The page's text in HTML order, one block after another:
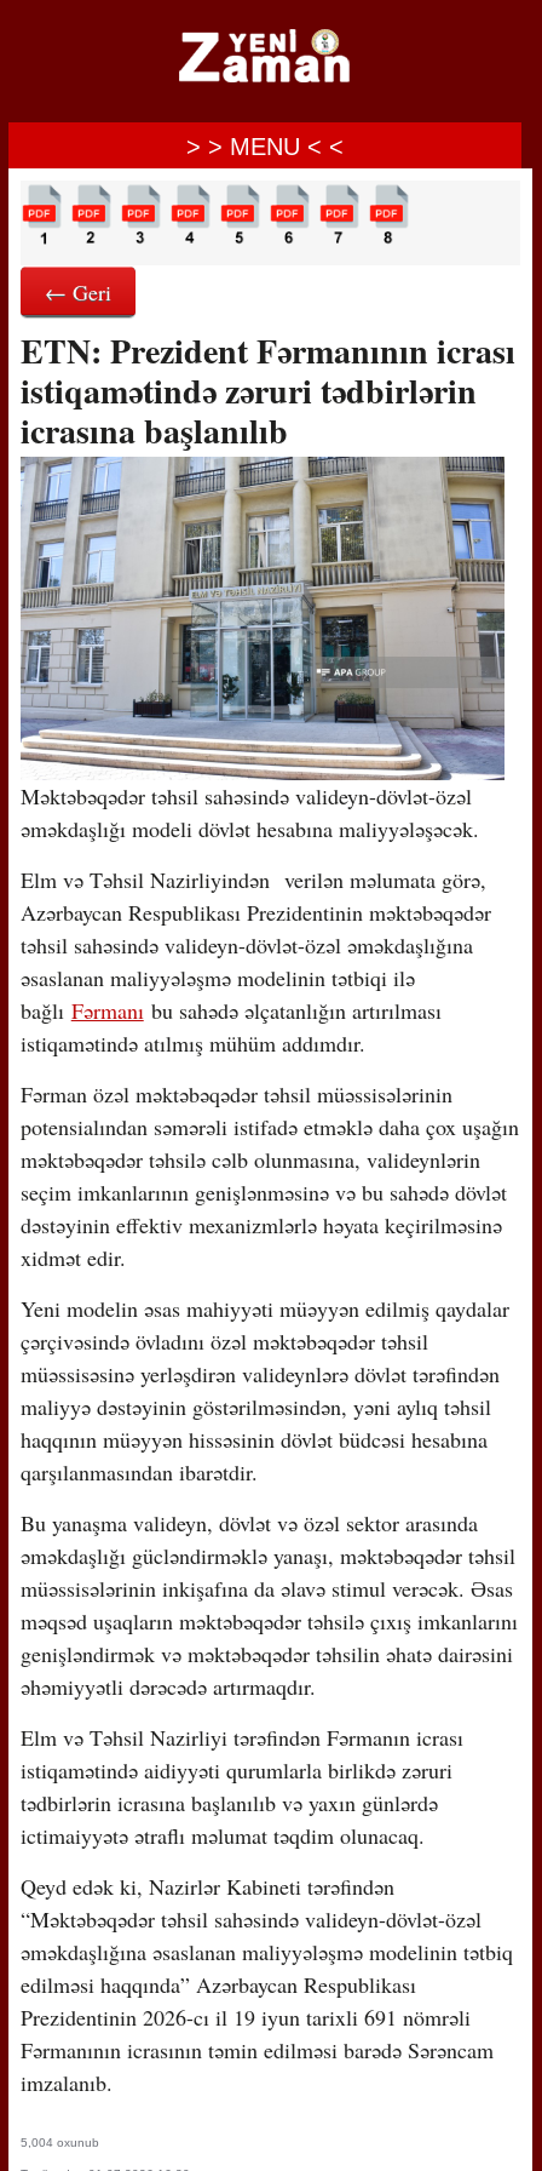
> > MENU < <
← Geri
ETN: Prezident Fərmanının icrası
istiqamətində zəruri tədbirlərin
icrasına başlanılıb
Məktəbəqədər təhsil sahəsində valideyn-dövlət-özəl
əməkdaşlığı modeli dövlət hesabına maliyyələşəcək.
Elm və Təhsil Nazirliyindən verilən məlumata görə,
Azərbaycan Respublikası Prezidentinin məktəbəqədər
təhsil sahəsində valideyn-dövlət-özəl əməkdaşlığına
əsaslanan maliyyələşmə modelinin tətbiqi ilə
bağlı Fərmanıbu sahədə əlçatanlığın artırılması
istiqamətində atılmış mühüm addımdır.
Fərman özəl məktəbəqədər təhsil müəssisələrinin
potensialından səmərəli istifadə etməklə daha çox uşağın
məktəbəqədər təhsilə cəlb olunmasına, valideynlərin
seçim imkanlarının genişlənməsinə və bu sahədə dövlət
dəstəyinin effektiv mexanizmlərlə həyata keçirilməsinə
xidmət edir.
Yeni modelin əsas mahiyyəti müəyyən edilmiş qaydalar
çərçivəsində övladını özəl məktəbəqədər təhsil
müəssisəsinə yerləşdirən valideynlərə dövlət tərəfindən
maliyyə dəstəyinin göstərilməsindən, yəni aylıq təhsil
haqqının müəyyən hissəsinin dövlət büdcəsi hesabına
qarşılanmasından ibarətdir.
Bu yanaşma valideyn, dövlət və özəl sektor arasında
əməkdaşlığı gücləndirməklə yanaşı, məktəbəqədər təhsil
müəssisələrinin inkişafına da əlavə stimul verəcək. Əsas
məqsəd uşaqların məktəbəqədər təhsilə çıxış imkanlarını
genişləndirmək və məktəbəqədər təhsilin əhatə dairəsini
əhəmiyyətli dərəcədə artırmaqdır.
Elm və Təhsil Nazirliyi tərəfindən Fərmanın icrası
istiqamətində aidiyyəti qurumlarla birlikdə zəruri
tədbirlərin icrasına başlanılıb və yaxın günlərdə
ictimaiyyətə ətraflı məlumat təqdim olunacaq.
Qeyd edək ki, Nazirlər Kabineti tərəfindən
“Məktəbəqədər təhsil sahəsində valideyn-dövlət-özəl
əməkdaşlığına əsaslanan maliyyələşmə modelinin tətbiq
edilməsi haqqında” Azərbaycan Respublikası
Prezidentinin 2026-cı il 19 iyun tarixli 691 nömrəli
Fərmanının icrasının təmin edilməsi barədə Sərəncam
imzalanıb.
5,004 oxunub